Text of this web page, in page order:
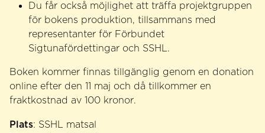
Du får också möjlighet att träffa projektgruppen
för bokens produktion, tillsammans med
representanter för Förbundet
Sigtunafördettingar och SSHL.
Boken kommer finnas tillgänglig genom en donation
online efter den 11 maj och då tillkommer en
fraktkostnad av 100 kronor.
Plats: SSHL matsal